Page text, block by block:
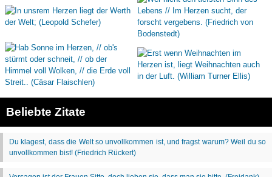
Beliebte Zitate